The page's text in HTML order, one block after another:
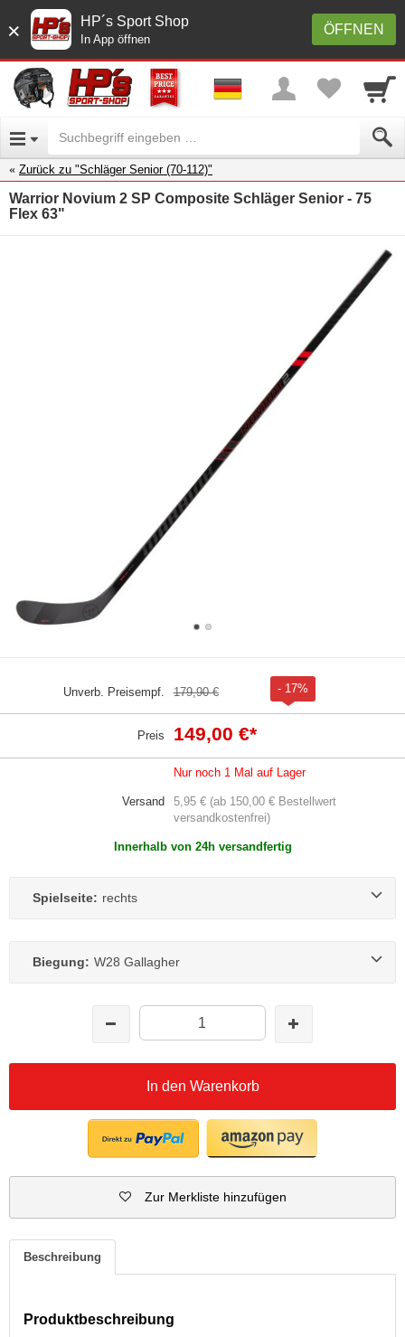
× ÖFFNEN
HP´s Sport Shop
In App öffnen
Zurück zu "Schläger Senior (70-112)"
Warrior Novium 2 SP Composite Schläger Senior - 75
Flex 63"
Unverb. Preisempf. 179,90 € - 17%
Preis 149,00 €*
Nur noch 1 Mal auf Lager
Versand
5,95 € (ab 150,00 € Bestellwert
versandkostenfrei)
Innerhalb von 24h versandfertig
Spielseite: rechts
Biegung: W28 Gallagher
In den Warenkorb
Zur Merkliste hinzufügen
Beschreibung
Produktbeschreibung